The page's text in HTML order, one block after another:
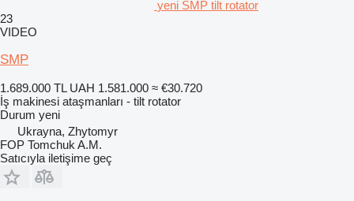
yeni SMP tilt rotator
23
VIDEO
SMP
1.689.000 TL UAH 1.581.000 ≈ €30.720
İş makinesi ataşmanları - tilt rotator
Durum yeni
Ukrayna, Zhytomyr
FOP Tomchuk A.M.
Satıcıyla iletişime geç